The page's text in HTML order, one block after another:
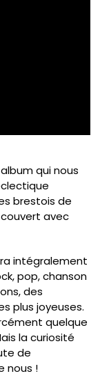
qui nous
brestois de
avec
intégralement
pop, chanson
des
plus joyeuses.
quelque
la curiosité
de
nous !